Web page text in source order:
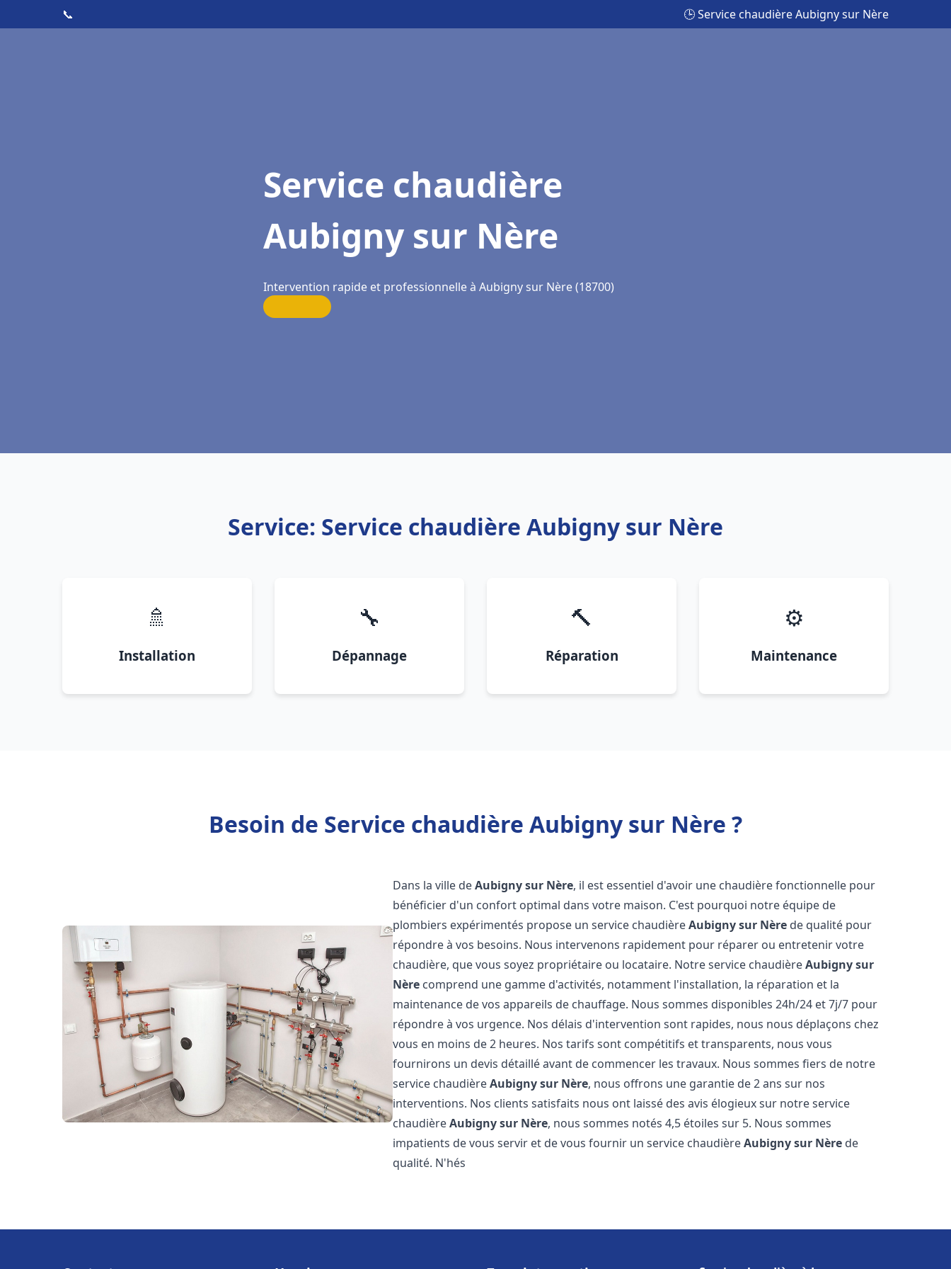
📞 🕒 Service chaudière Aubigny sur Nère
Service chaudière
Aubigny sur Nère
Intervention rapide et professionnelle à Aubigny sur Nère (18700)
Service: Service chaudière Aubigny sur Nère
🚿
Installation
🔧
Dépannage
🔨
Réparation
⚙️
Maintenance
Besoin de Service chaudière Aubigny sur Nère ?
Dans la ville deAubigny sur Nère, il est essentiel d'avoir une chaudière fonctionnelle pour
bénéficier d'un confort optimal dans votre maison. C'est pourquoi notre équipe de
plombiers expérimentés propose un service chaudièreAubigny sur Nère de qualité pour
répondre à vos besoins. Nous intervenons rapidement pour réparer ou entretenir votre
chaudière, que vous soyez propriétaire ou locataire. Notre service chaudièreAubigny sur
Nère comprend une gamme d'activités, notamment l'installation, la réparation et la
maintenance de vos appareils de chauffage. Nous sommes disponibles 24h/24 et 7j/7 pour
répondre à vos urgence. Nos délais d'intervention sont rapides, nous nous déplaçons chez
vous en moins de 2 heures. Nos tarifs sont compétitifs et transparents, nous vous
fournirons un devis détaillé avant de commencer les travaux. Nous sommes fiers de notre
service chaudièreAubigny sur Nère, nous offrons une garantie de 2 ans sur nos
interventions. Nos clients satisfaits nous ont laissé des avis élogieux sur notre service
chaudièreAubigny sur Nère, nous sommes notés 4,5 étoiles sur 5. Nous sommes
impatients de vous servir et de vous fournir un service chaudièreAubigny sur Nère de
qualité. N'hés